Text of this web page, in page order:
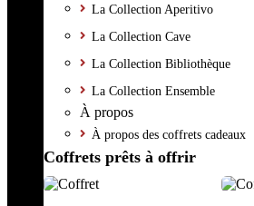
La Collection Aperitivo
La Collection Cave
La Collection Bibliothèque
La Collection Ensemble
À propos
À propos des coffrets cadeaux
Coffrets prêts à offrir